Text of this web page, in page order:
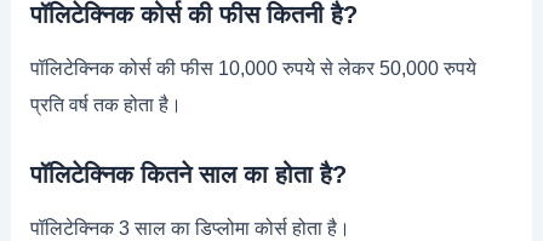
पॉलिटेक्निक कोर्स की फीस कितनी है?
पॉलिटेक्निक कोर्स की फीस 10,000 रुपये से लेकर 50,000 रुपये
प्रति वर्ष तक होता है।
पॉलिटेक्निक कितने साल का होता है?
पॉलिटेक्निक 3 साल का डिप्लोमा कोर्स होता है।